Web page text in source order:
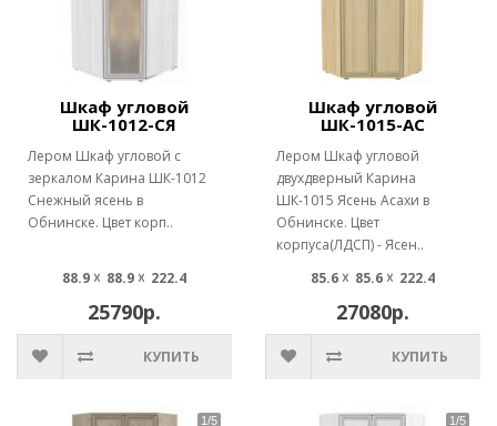
Шкаф угловой
ШК-1012-СЯ
Лером Шкаф угловой с
зеркалом Карина ШК-1012
Снежный ясень в
Обнинске. Цвет корп..
88.9 ☓ 88.9 ☓ 222.4
25790р.
КУПИТЬ
Шкаф угловой
ШК-1015-АС
Лером Шкаф угловой
двухдверный Карина
ШК-1015 Ясень Асахи в
Обнинске. Цвет
корпуса(ЛДСП) - Ясен..
85.6 ☓ 85.6 ☓ 222.4
27080р.
КУПИТЬ